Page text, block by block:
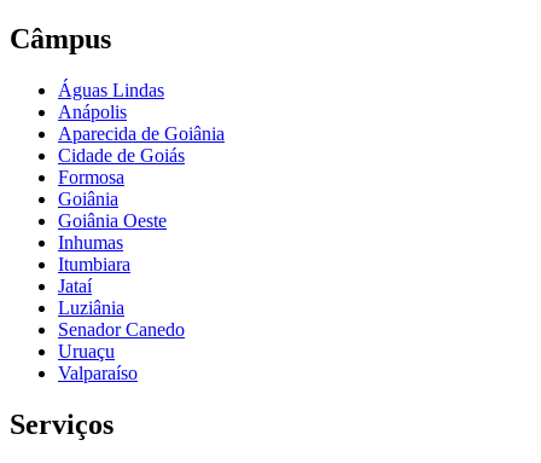
Câmpus
Águas Lindas
Anápolis
Aparecida de Goiânia
Cidade de Goiás
Formosa
Goiânia
Goiânia Oeste
Inhumas
Itumbiara
Jataí
Luziânia
Senador Canedo
Uruaçu
Valparaíso
Serviços